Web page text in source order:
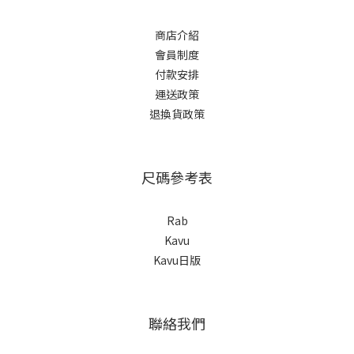
商店介紹
會員制度
付款安排
運送政策
退換貨政策
尺碼參考表
Rab
Kavu
Kavu日版
聯絡我們